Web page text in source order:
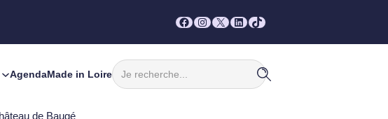
Facebook
Instagram
X LinkedIn
TikTok
AgendaMade in Loire
Rechercher